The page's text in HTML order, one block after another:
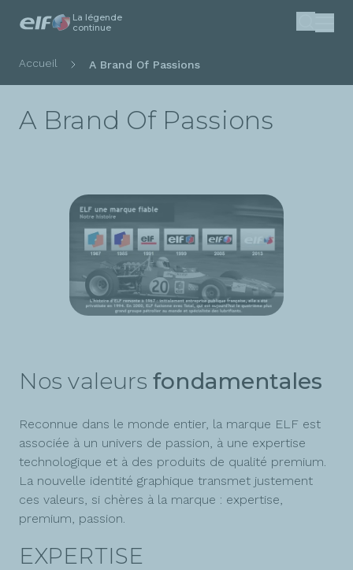
contenu
La légende
continue
Fil
d'Ariane
Accueil A Brand Of Passions
A Brand Of Passions
Nos valeursfondamentales
Reconnue dans le monde entier, la marque ELF est
associée à un univers de passion, à une expertise
technologique et à des produits de qualité premium.
La nouvelle identité graphique transmet justement
ces valeurs, si chères à la marque : expertise,
premium, passion.
EXPERTISE